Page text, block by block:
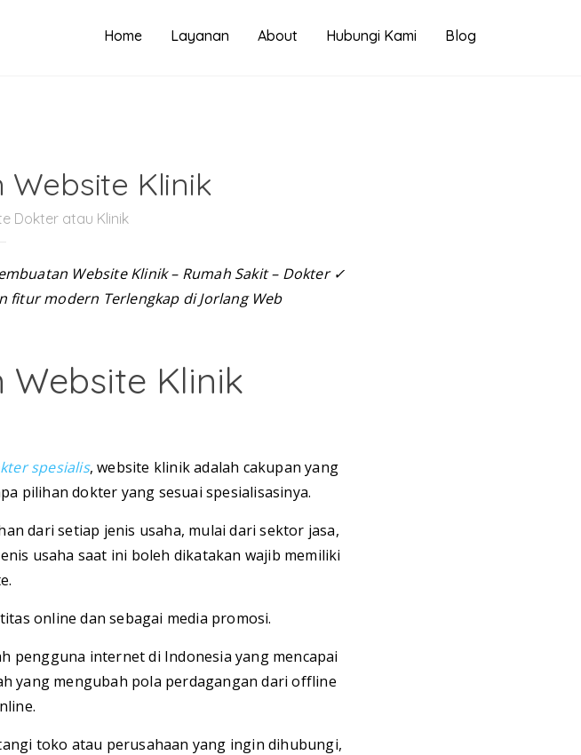
Home Layanan About Hubungi Kami Blog
Klinik
Dokter atau Klinik
Website Klinik – Rumah Sakit – Dokter ✓
fitur modern Terlengkap di Jorlang Web
Klinik
spesialis, website klinik adalah cakupan yang
pilihan dokter yang sesuai spesialisasinya.
dari setiap jenis usaha, mulai dari sektor jasa,
usaha saat ini boleh dikatakan wajib memiliki
online dan sebagai media promosi.
pengguna internet di Indonesia yang mencapai
yang mengubah pola perdagangan dari offline
toko atau perusahaan yang ingin dihubungi,